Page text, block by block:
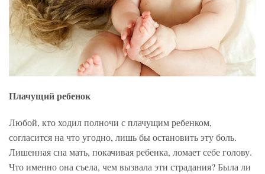
Плачущий ребенок
Любой, кто ходил полночи с плачущим ребенком,
согласится на что угодно, лишь бы остановить эту боль.
Лишенная сна мать, покачивая ребенка, ломает себе голову.
Что именно она съела, чем вызвала эти страдания? Была ли